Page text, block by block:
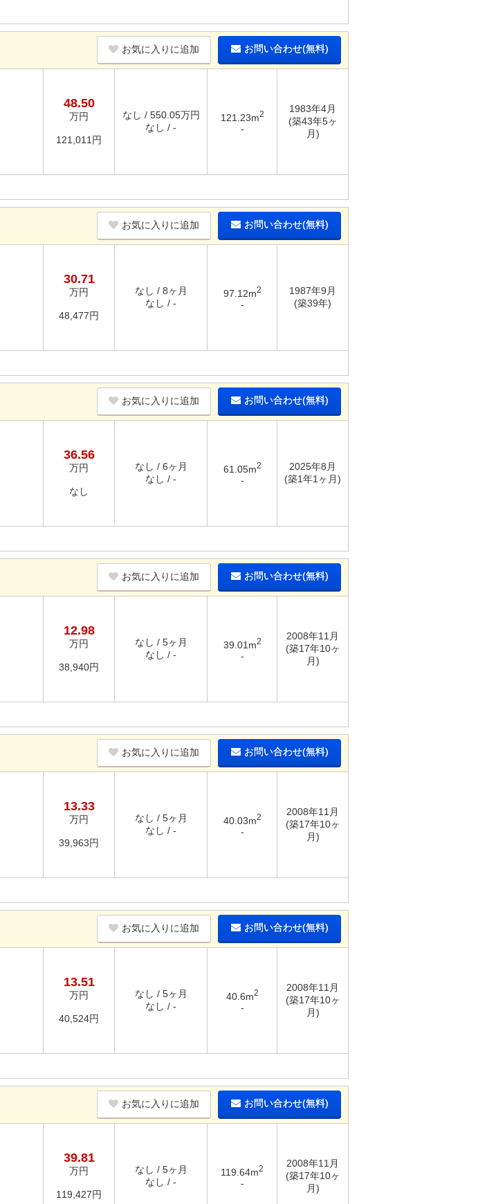
お気に入りに追加 お問い合わせ(無料)
48.50
万円
121,011円
なし / 550.05万円
なし / -
121.23m2
-
1983年4月
(築43年5ヶ
月)
お気に入りに追加 お問い合わせ(無料)
30.71
万円
48,477円
なし / 8ヶ月
なし / -
97.12m2
-
1987年9月
(築39年)
お気に入りに追加 お問い合わせ(無料)
36.56
万円
なし
なし / 6ヶ月
なし / -
61.05m2
-
2025年8月
(築1年1ヶ月)
お気に入りに追加 お問い合わせ(無料)
12.98
万円
38,940円
なし / 5ヶ月
なし / -
39.01m2
-
2008年11月
(築17年10ヶ
月)
お気に入りに追加 お問い合わせ(無料)
13.33
万円
39,963円
なし / 5ヶ月
なし / -
40.03m2
-
2008年11月
(築17年10ヶ
月)
お気に入りに追加 お問い合わせ(無料)
13.51
万円
40,524円
なし / 5ヶ月
なし / -
40.6m2
-
2008年11月
(築17年10ヶ
月)
お気に入りに追加 お問い合わせ(無料)
39.81
万円
119,427円
なし / 5ヶ月
なし / -
119.64m2
-
2008年11月
(築17年10ヶ
月)